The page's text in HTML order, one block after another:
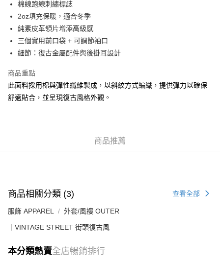
送貨方式
每筆HK$50.00，滿HK$499.00或以上免運費
送貨上門免運優惠
棉線跑線刺繡標誌
2oz填充保暖，適合冬季
純素皮革領片增添高級感
三個實用前口袋 + 可調節袖口
細節：復古金屬配件與後掛耳設計
商品重點
此面料採用棉與彈性纖維製成，以斜紋方式編織，提供彈力以確保
舒適貼合，並呈現復古風格外觀。
商品推薦
商品相關分類 (3) 查看全部
服飾 APPAREL 外套/風褸 OUTER
｜VINTAGE STREET 街頭復古風
本分類熱賣全店暢銷排行